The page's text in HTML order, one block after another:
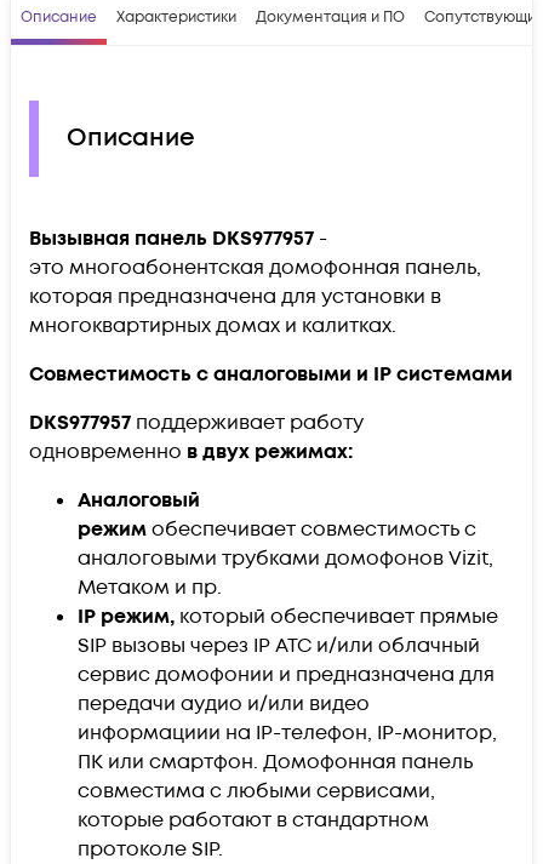
Описание Характеристики Документация и ПО
Описание
Вызывная панель DKS977957 -
это многоабонентская домофонная панель,
которая предназначена для установки в
многоквартирных домах и калитках.
Совместимость с аналоговыми и IP системами
DKS977957 поддерживает работу
одновременно в двух режимах:
Аналоговый
режимобеспечивает совместимость с
аналоговыми трубками домофонов Vizit,
Метаком и пр.
IP режим, который обеспечивает прямые
SIP вызовы через IP АТС и/или облачный
сервис домофонии и предназначена для
передачи аудио и/или видео
информациии на IP-телефон, IP-монитор,
ПК или смартфон. Домофонная панель
совместима с любыми сервисами,
которые работают в стандартном
протоколе SIP.